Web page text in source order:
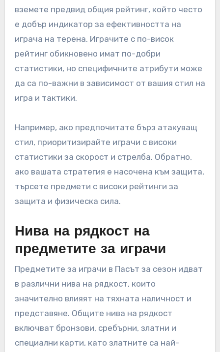
вземете предвид общия рейтинг, който често
е добър индикатор за ефективността на
играча на терена. Играчите с по-висок
рейтинг обикновено имат по-добри
статистики, но специфичните атрибути може
да са по-важни в зависимост от вашия стил на
игра и тактики.
Например, ако предпочитате бърз атакуващ
стил, приоритизирайте играчи с високи
статистики за скорост и стрелба. Обратно,
ако вашата стратегия е насочена към защита,
търсете предмети с високи рейтинги за
защита и физическа сила.
Нива на рядкост на
предметите за играчи
Предметите за играчи в Пасът за сезон идват
в различни нива на рядкост, които
значително влияят на тяхната наличност и
представяне. Общите нива на рядкост
включват бронзови, сребърни, златни и
специални карти, като златните са най-